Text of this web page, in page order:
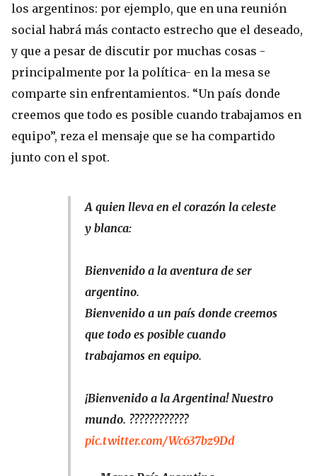
los argentinos: por ejemplo, que en una reunión
social habrá más contacto estrecho que el deseado,
y que a pesar de discutir por muchas cosas -
principalmente por la política- en la mesa se
comparte sin enfrentamientos. “Un país donde
creemos que todo es posible cuando trabajamos en
equipo”, reza el mensaje que se ha compartido
junto con el spot.
A quien lleva en el corazón la celeste
y blanca:
Bienvenido a la aventura de ser
argentino.
Bienvenido a un país donde creemos
que todo es posible cuando
trabajamos en equipo.
¡Bienvenido a la Argentina! Nuestro
mundo. ????????????
pic.twitter.com/Wc637bz9Dd